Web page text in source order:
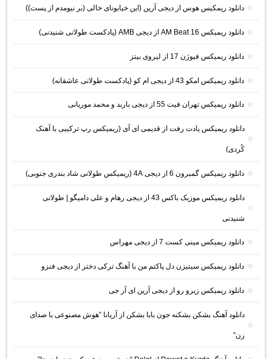
دانلود ریمکیس هوس از دیجی آرین (این خیابونای خالی (بر نیومدم از پست))
دانلود ریمیکس AM Beat 16 از دیجی AMB (پادکست طولانی شنیدنی)
دانلود ریمیکس فیوژن 17 از لیروی بیتز
دانلود ریمیکس امکو 43 از دیجی ام کو (پادکست طولانی عاشقانه)
دانلود ریمیکس تهران فیت 55 از دیجی باربد و محمد موریانی
دانلود ریمیکس یادت رفت از قدیمی ای آی (ریمیکس رپ ترکیبی با آهنک
کُردی)
دانلود ریمیکس گمبرون 6 از دیجی 4A (ریمیکس طولانی شاد بندری جنوبی)
دانلود ریمیکس موزیک باکس 43 از دیجی رهام و علی دامیگو | طولانی
شنیدنی
دانلود ریمیکس مینی کست 7 از دیجی مهراس
دانلود ریمیکس سیتیزن دل پاکتم من با آهنگ ترکی دختر از دیجی فنزو
دانلود ریمیکس زیرو رو از دیجی آرین ای آر جی
دانلود آهنگ بشکن بشکنه جون بابا بشکن از آریانا “هوش مصنوعی با صدای
زن”